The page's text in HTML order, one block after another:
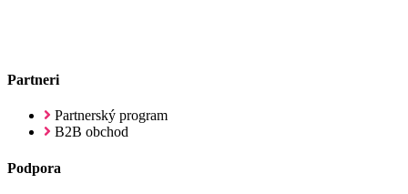
Partneri
Partnerský program
B2B obchod
Podpora